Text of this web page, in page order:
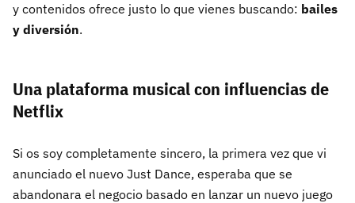
y contenidos ofrece justo lo que vienes buscando: bailes
y diversión.
Una plataforma musical con influencias de
Netflix
Si os soy completamente sincero, la primera vez que vi
anunciado el nuevo Just Dance, esperaba que se
abandonara el negocio basado en lanzar un nuevo juego